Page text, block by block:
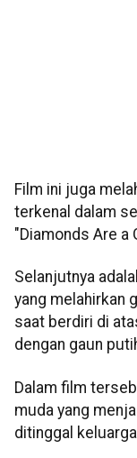
Film ini juga
terkenal dalam
"Diamonds Are a
Selanjutnya
yang melahirkan
saat berdiri di
dengan gaun
Dalam film
muda yang
ditinggal